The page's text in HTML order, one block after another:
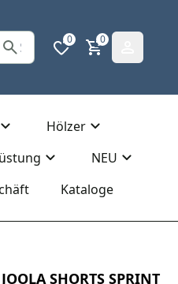
0 0
Hölzer
NEU
Kataloge
JOOLA SHORTS SPRINT